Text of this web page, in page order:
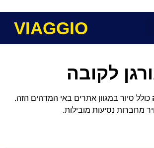
VIAGGIO
לקובה
כולל סיור במגוון אתרים באי המדהים הזה.
מחברות נסיעות מובילות.